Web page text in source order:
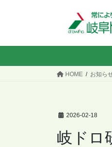
HOME お知ら
2026-02-18
岐ドロ